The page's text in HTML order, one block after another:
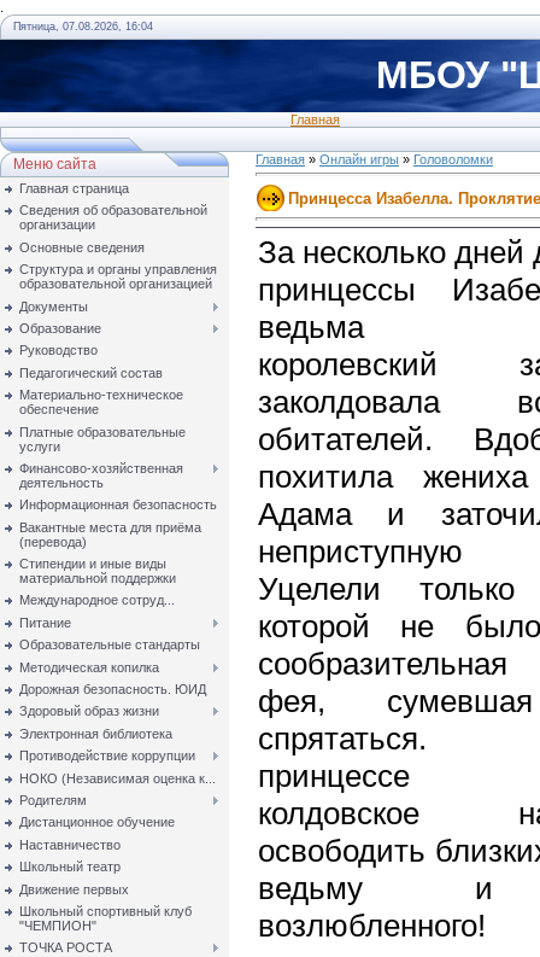
Пятница, 07.08.2026, 16:04
МБОУ
Главная
Меню сайта
Главная страница
Сведения об образовательной
организации
Основные сведения
Структура и органы управления
образовательной организацией
Документы
Образование
Руководство
Педагогический состав
Материально-техническое
обеспечение
Платные образовательные
услуги
Финансово-хозяйственная
деятельность
Информационная безопасность
Вакантные места для приёма
(перевода)
Стипендии и иные виды
материальной поддержки
Международное сотруд...
Питание
Образовательные стандарты
Методическая копилка
Дорожная безопасность. ЮИД
Здоровый образ жизни
Электронная библиотека
Противодействие коррупции
НОКО (Независимая оценка к...
Родителям
Дистанционное обучение
Наставничество
Школьный театр
Движение первых
Школьный спортивный клуб
"ЧЕМПИОН"
ТОЧКА РОСТА
Главная » Онлайн игры » Головоломки
Принцесса Изабелла.
За несколько
принцессы
ведьма
королевский
заколдовала
обитателей.
похитила
Адама и
Уцелели только
которой не
фея,
спрятаться.
принцессе
колдовское
освободить
ведьму и
возлюбленного!